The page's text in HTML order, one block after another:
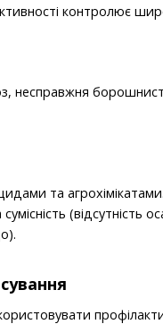
контролює
несправжня
та